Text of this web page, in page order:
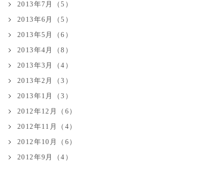
2013年7月（5）
2013年6月（5）
2013年5月（6）
2013年4月（8）
2013年3月（4）
2013年2月（3）
2013年1月（3）
2012年12月（6）
2012年11月（4）
2012年10月（6）
2012年9月（4）